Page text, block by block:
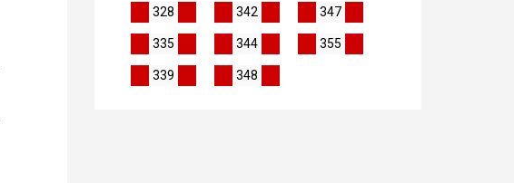
328 342 347
335 344 355
339 348